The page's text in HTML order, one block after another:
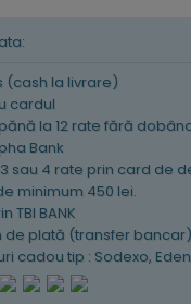
(cash la livrare)
cardul
la 12 rate fără
Bank
sau 4 rate prin card de
minimum 450 lei.
TBI BANK
de plată (transfer bancar)
cadou tip : Sodexo,